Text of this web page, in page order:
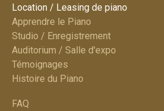
Location / Leasing de piano
Apprendre le Piano
Studio / Enregistrement
Auditorium / Salle d'expo
Témoignages
Histoire du Piano
FAQ